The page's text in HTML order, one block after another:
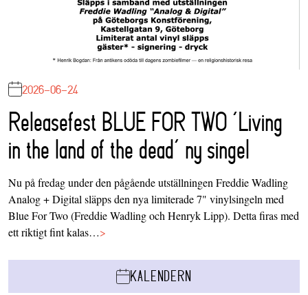
2026-06-24
Releasefest BLUE FOR TWO ‘Living
in the land of the dead’ ny singel
Nu på fredag under den pågående utställningen Freddie Wadling
Analog + Digital släpps den nya limiterade 7" vinylsingeln med
Blue For Two (Freddie Wadling och Henryk Lipp). Detta firas med
ett riktigt fint kalas…>
KALENDERN